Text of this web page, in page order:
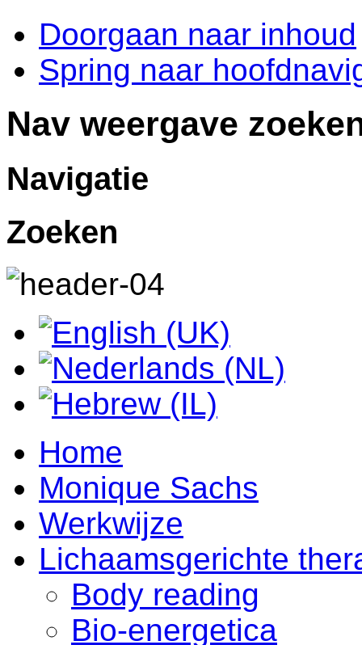
Doorgaan naar inhoud
Spring naar
Nav weergave
Navigatie
Zoeken
Home
Monique Sachs
Werkwijze
Lichaamsgerichte
Body reading
Bio-energetica